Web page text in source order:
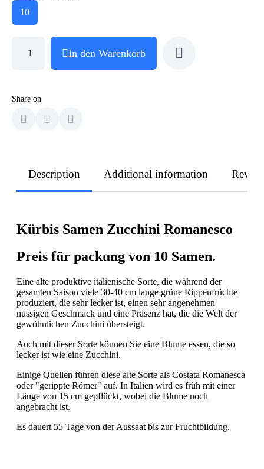
10
In den Warenkorb
Share on
Description Additional information
Kürbis Samen Zucchini Romanesco
Preis für packung von 10 Samen.
Eine alte produktive italienische Sorte, die während der
gesamten Saison viele 30-40 cm lange grüne Rippenfrüchte
produziert, die sehr lecker ist, einen sehr angenehmen
nussigen Geschmack und eine Präsenz hat, die die Welt der
gewöhnlichen Zucchini übersteigt.
Auch mit dieser Sorte können Sie eine Blume essen, die so
lecker ist wie eine Zucchini.
Einige Quellen führen diese alte Sorte als Costata Romanesca
oder "gerippte Römer" auf. In Italien wird es früh mit einer
Länge von 15 cm gepflückt, wobei die Blume noch
angebracht ist.
Es dauert 55 Tage von der Aussaat bis zur Fruchtbildung.